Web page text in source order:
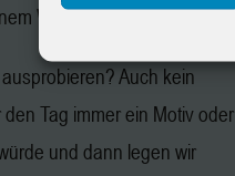
Wunschmotiv mit.
Auch kein
Tag immer ein Motiv oder
und dann legen wir